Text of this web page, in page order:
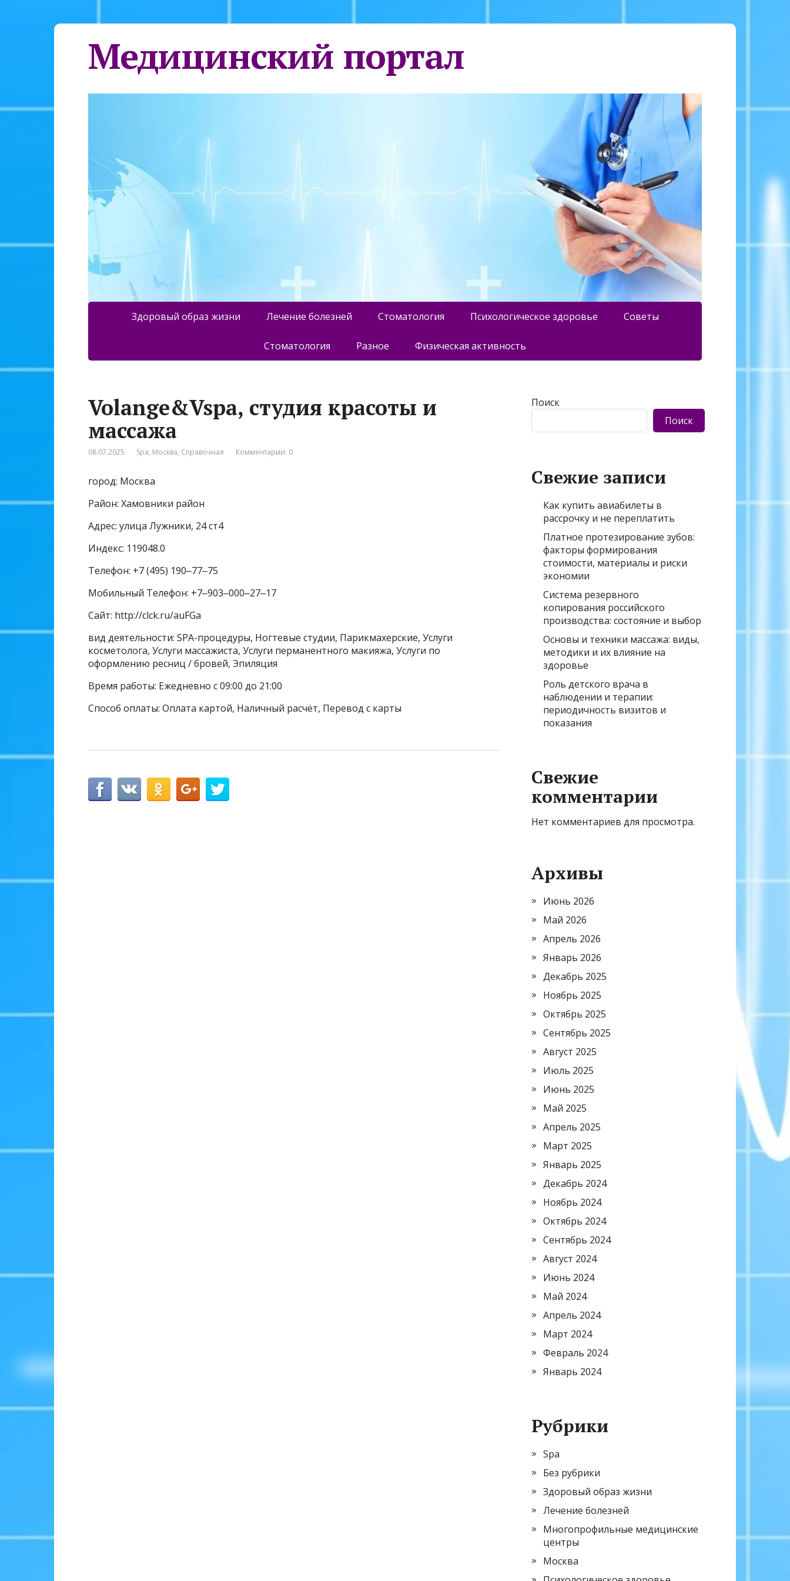
Медицинский портал
Здоровый образ жизни Лечение болезней Стоматология Психологическое здоровье Советы
Стоматология Разное Физическая активность
Volange&Vspa, студия красоты и
массажа
08.07.2025 Spa, Москва, Справочная Комментарии: 0
город: Москва
Район: Хамовники район
Адрес: улица Лужники, 24 ст4
Индекс: 119048.0
Телефон: +7 (495) 190‒77‒75
Мобильный Телефон: +7‒903‒000‒27‒17
Сайт: http://clck.ru/auFGa
вид деятельности: SPA-процедуры, Ногтевые студии, Парикмахерские, Услуги
косметолога, Услуги массажиста, Услуги перманентного макияжа, Услуги по
оформлению ресниц / бровей, Эпиляция
Время работы: Ежедневно с 09:00 до 21:00
Способ оплаты: Оплата картой, Наличный расчёт, Перевод с карты
Поиск
Поиск
Свежие записи
Как купить авиабилеты в
рассрочку и не переплатить
Платное протезирование зубов:
факторы формирования
стоимости, материалы и риски
экономии
Система резервного
копирования российского
производства: состояние и выбор
Основы и техники массажа: виды,
методики и их влияние на
здоровье
Роль детского врача в
наблюдении и терапии:
периодичность визитов и
показания
Свежие
комментарии
Нет комментариев для просмотра.
Архивы
Июнь 2026
Май 2026
Апрель 2026
Январь 2026
Декабрь 2025
Ноябрь 2025
Октябрь 2025
Сентябрь 2025
Август 2025
Июль 2025
Июнь 2025
Май 2025
Апрель 2025
Март 2025
Январь 2025
Декабрь 2024
Ноябрь 2024
Октябрь 2024
Сентябрь 2024
Август 2024
Июнь 2024
Май 2024
Апрель 2024
Март 2024
Февраль 2024
Январь 2024
Рубрики
Spa
Без рубрики
Здоровый образ жизни
Лечение болезней
Многопрофильные медицинские
центры
Москва